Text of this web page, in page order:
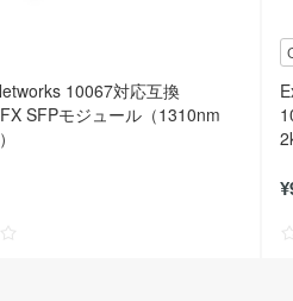
10067対応互換
SFPモジュール（1310nm